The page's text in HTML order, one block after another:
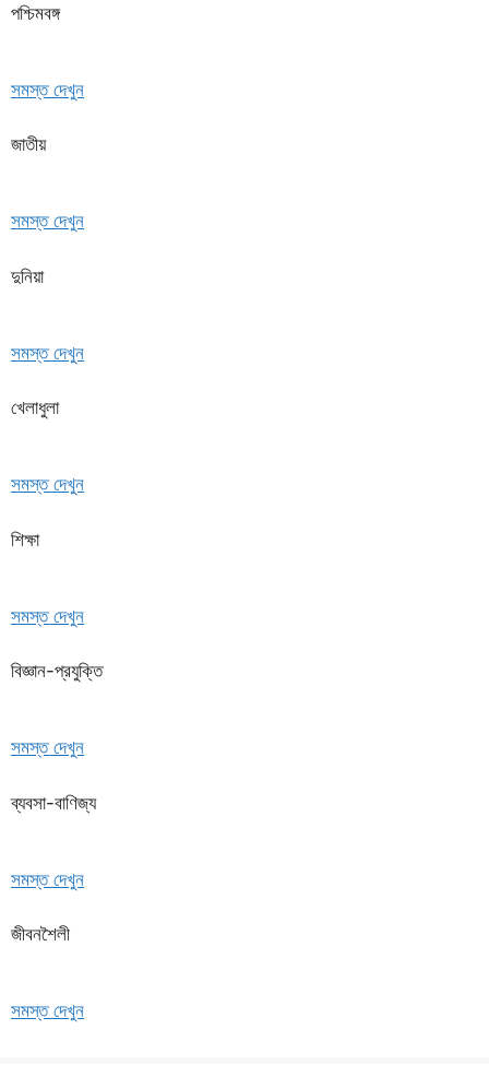
পশ্চিমবঙ্গ
সমস্ত দেখুন
জাতীয়
সমস্ত দেখুন
দুনিয়া
সমস্ত দেখুন
খেলাধুলা
সমস্ত দেখুন
শিক্ষা
সমস্ত দেখুন
বিজ্ঞান-প্রযুক্তি
সমস্ত দেখুন
ব্যবসা-বাণিজ্য
সমস্ত দেখুন
জীবনশৈলী
সমস্ত দেখুন